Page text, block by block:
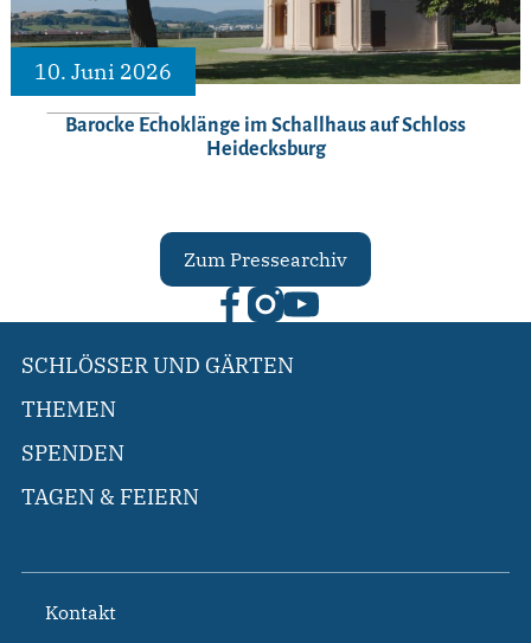
10. Juni 2026
Barocke Echoklänge im Schallhaus auf Schloss
Heidecksburg
Zum Pressearchiv
SCHLÖSSER UND GÄRTEN
THEMEN
SPENDEN
TAGEN & FEIERN
Kontakt